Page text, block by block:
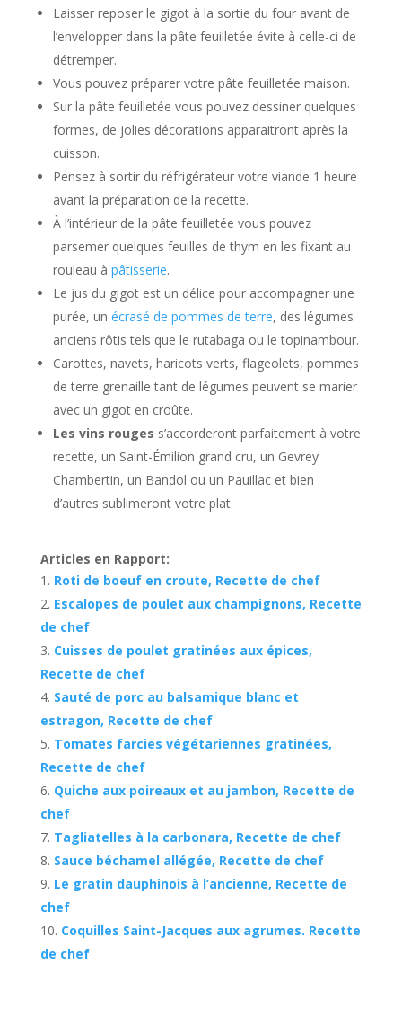
Laisser reposer le gigot à la sortie du four avant de
l’envelopper dans la pâte feuilletée évite à celle-ci de
détremper.
Vous pouvez préparer votre pâte feuilletée maison.
Sur la pâte feuilletée vous pouvez dessiner quelques
formes, de jolies décorations apparaitront après la
cuisson.
Pensez à sortir du réfrigérateur votre viande 1 heure
avant la préparation de la recette.
À l’intérieur de la pâte feuilletée vous pouvez
parsemer quelques feuilles de thym en les fixant au
rouleau à pâtisserie.
Le jus du gigot est un délice pour accompagner une
purée, un écrasé de pommes de terre, des légumes
anciens rôtis tels que le rutabaga ou le topinambour.
Carottes, navets, haricots verts, flageolets, pommes
de terre grenaille tant de légumes peuvent se marier
avec un gigot en croûte.
Les vins rouges s’accorderont parfaitement à votre
recette, un Saint-Émilion grand cru, un Gevrey
Chambertin, un Bandol ou un Pauillac et bien
d’autres sublimeront votre plat.
Articles en Rapport:
Roti de boeuf en croute, Recette de chef
Escalopes de poulet aux champignons, Recette
de chef
Cuisses de poulet gratinées aux épices,
Recette de chef
Sauté de porc au balsamique blanc et
estragon, Recette de chef
Tomates farcies végétariennes gratinées,
Recette de chef
Quiche aux poireaux et au jambon, Recette de
chef
Tagliatelles à la carbonara, Recette de chef
Sauce béchamel allégée, Recette de chef
Le gratin dauphinois à l’ancienne, Recette de
chef
Coquilles Saint-Jacques aux agrumes. Recette
de chef